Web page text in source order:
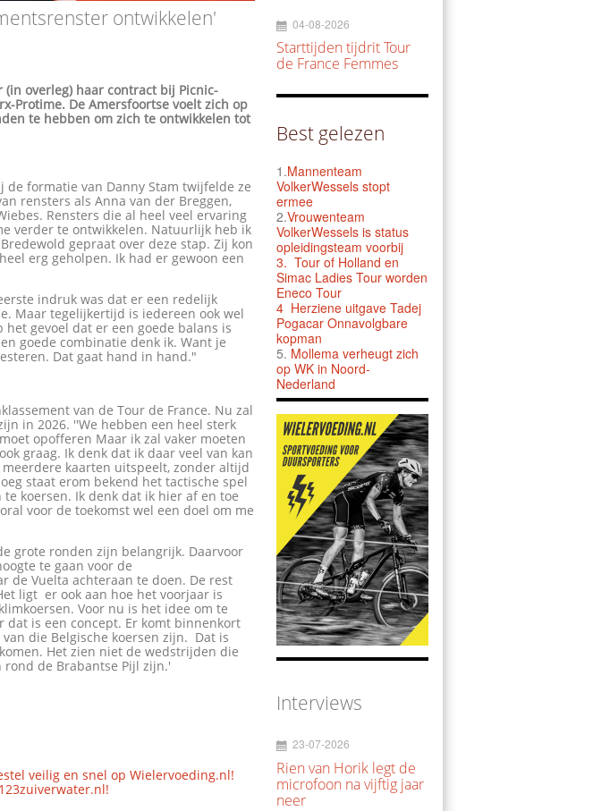
ontwikkelen'
overleg) haar contract bij Picnic-
Protime. De Amersfoortse voelt zich op
te hebben om zich te ontwikkelen tot
formatie van Danny Stam twijfelde ze
rensters als Anna van der Breggen,
Rensters die al heel veel ervaring
verder te ontwikkelen. Natuurlijk heb ik
gepraat over deze stap. Zij kon
erg geholpen. Ik had er gewoon een
indruk was dat er een redelijk
Maar tegelijkertijd is iedereen ook wel
gevoel dat er een goede balans is
goede combinatie denk ik. Want je
Dat gaat hand in hand."
van de Tour de France. Nu zal
in 2026. ''We hebben een heel sterk
opofferen Maar ik zal vaker moeten
graag. Ik denk dat ik daar veel van kan
kaarten uitspeelt, zonder altijd
staat erom bekend het tactische spel
koersen. Ik denk dat ik hier af en toe
voor de toekomst wel een doel om me
grote ronden zijn belangrijk. Daarvoor
te gaan voor de
de Vuelta achteraan te doen. De rest
ligt er ook aan hoe het voorjaar is
Voor nu is het idee om te
dat is een concept. Er komt binnenkort
die Belgische koersen zijn. Dat is
Het zien niet de wedstrijden die
de Brabantse Pijl zijn.'
veilig en snel op Wielervoeding.nl!
04-08-2026
Starttijden tijdrit Tour
de France Femmes
Best gelezen
1.Mannenteam
VolkerWessels stopt
ermee
2.Vrouwenteam
VolkerWessels is status
opleidingsteam voorbij
3. Tour of Holland en
Simac Ladies Tour worden
Eneco Tour
4 Herziene uitgave Tadej
Pogacar Onnavolgbare
kopman
5. Mollema verheugt zich
op WK in Noord-
Nederland
Interviews
23-07-2026
Rien van Horik legt de
microfoon na vijftig jaar
neer